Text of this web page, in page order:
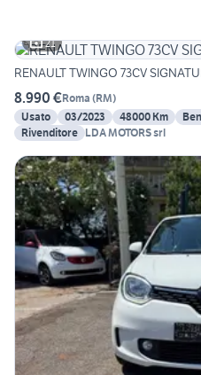
21
RENAULT TWINGO 73CV
8.990 €Roma (RM)
Usato
03/2023 48000 Km
Rivenditore LDA MOTORS srl